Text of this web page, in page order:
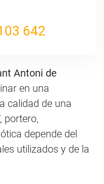
642
Antoni de
en una
calidad de una
portero,
depende del
utilizados y de la